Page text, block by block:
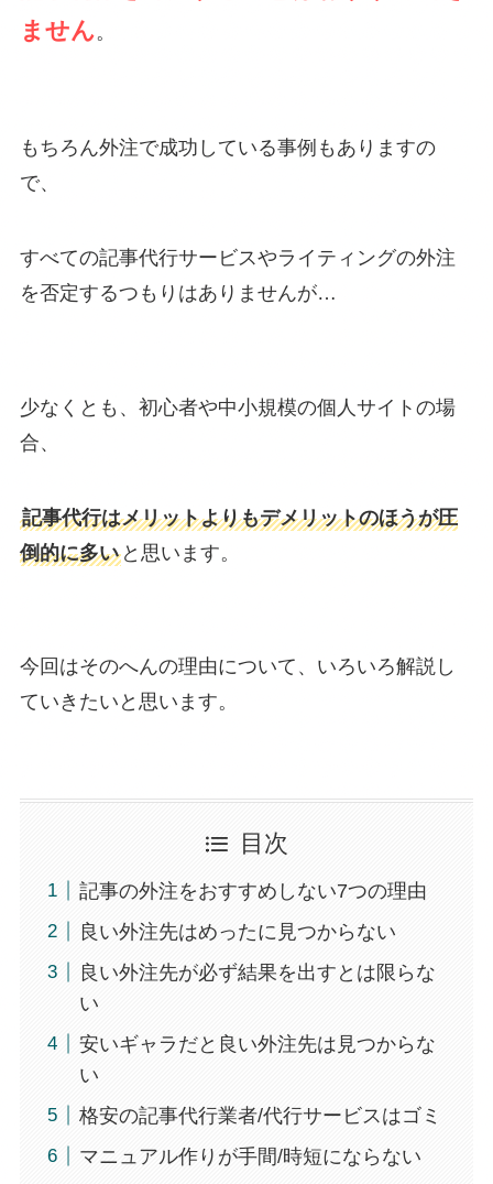
ません。
もちろん外注で成功している事例もありますの
で、
すべての記事代行サービスやライティングの外注
を否定するつもりはありませんが…
少なくとも、初心者や中小規模の個人サイトの場
合、
記事代行はメリットよりもデメリットのほうが圧
倒的に多いと思います。
今回はそのへんの理由について、いろいろ解説し
ていきたいと思います。
目次
記事の外注をおすすめしない7つの理由
良い外注先はめったに見つからない
良い外注先が必ず結果を出すとは限らな
い
安いギャラだと良い外注先は見つからな
い
格安の記事代行業者/代行サービスはゴミ
マニュアル作りが手間/時短にならない